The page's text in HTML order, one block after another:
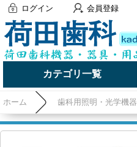
ログイン 会員登録
カテゴリ一覧
ホーム 歯科用照明・光学機器